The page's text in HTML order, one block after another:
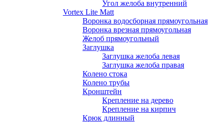
Угол желоба внутренний
Vortex Lite Matt
Воронка водосборная прямоугольная
Воронка врезная прямоугольная
Желоб прямоугольный
Заглушка
Заглушка желоба левая
Заглушка желоба правая
Колено стока
Колено трубы
Кронштейн
Крепление на дерево
Крепление на кирпич
Крюк длинный